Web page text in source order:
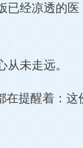
已经凉透的医
未走远。
在提醒着：这